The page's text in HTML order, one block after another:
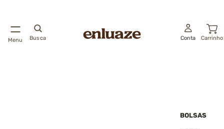
Menu Busca
BOLSAS
Conta Carrinho